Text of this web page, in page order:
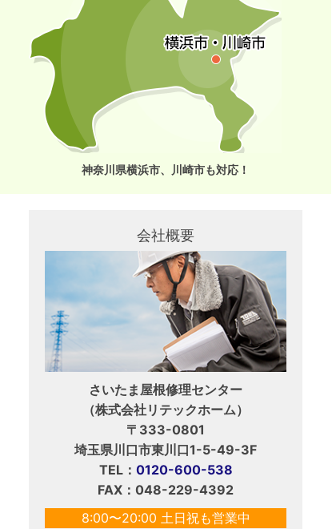
神奈川県横浜市、川崎市も対応！
会社概要
さいたま屋根修理センター
（株式会社リテックホーム）
〒333-0801
埼玉県川口市東川口1-5-49-3F
TEL： 0120-600-538
FAX：048-229-4392
8:00〜20:00 土日祝も営業中